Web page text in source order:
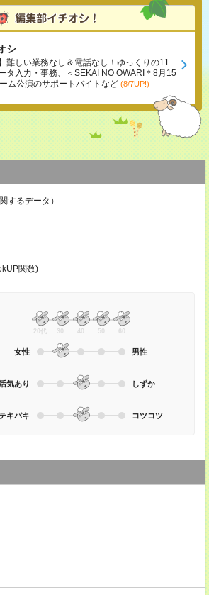
シ
難しい業務なし＆電話なし！ゆっくりの11
タ入力・事務、＜SEKAI NO OWARI＊8月15
ム公演のサポートバイトなど (8/7UP!)
するデータ）
関数)
20代 30 40 50 60
女性 男性
気あり しずか
キパキ コツコツ